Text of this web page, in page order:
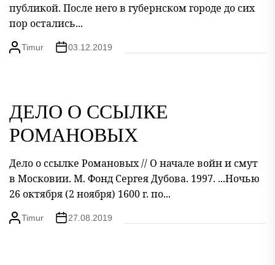
публикой. После него в губернском городе до сих
пор остались...
Timur 03.12.2019
ДЕЛО О ССЫЛКЕ
РОМАНОВЫХ
Дело о ссылке Романовых // О начале войн и смут
в Московии. М. Фонд Сергея Дубова. 1997. ...Ночью
26 октября (2 ноября) 1600 г. по...
Timur 27.08.2019